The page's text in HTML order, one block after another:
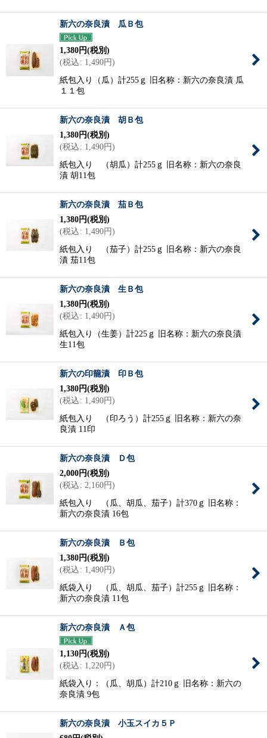
新六の奈良漬 瓜Ｂ包
1,380円(税別)
(税込: 1,490円)
紙包入り（瓜）計255ｇ 旧名称：新六の奈良漬 瓜
１１包
新六の奈良漬 胡Ｂ包
1,380円(税別)
(税込: 1,490円)
紙包入り （胡瓜）計255ｇ 旧名称：新六の奈良
漬 胡11包
新六の奈良漬 茄Ｂ包
1,380円(税別)
(税込: 1,490円)
紙包入り （茄子）計255ｇ 旧名称：新六の奈良
漬 茄11包
新六の奈良漬 生Ｂ包
1,380円(税別)
(税込: 1,490円)
紙包入り（生姜）計225ｇ 旧名称：新六の奈良漬
生11包
新六の印籠漬 印Ｂ包
1,380円(税別)
(税込: 1,490円)
紙包入り （印ろう）計255ｇ 旧名称：新六の奈
良漬 11印
新六の奈良漬 Ｄ包
2,000円(税別)
(税込: 2,160円)
紙包入り （瓜、胡瓜、茄子）計370ｇ 旧名称：
新六の奈良漬 16包
新六の奈良漬 Ｂ包
1,380円(税別)
(税込: 1,490円)
紙袋入り （瓜、胡瓜、茄子）計255ｇ 旧名称：
新六の奈良漬 11包
新六の奈良漬 Ａ包
1,130円(税別)
(税込: 1,220円)
紙袋入り：（瓜、胡瓜）計210ｇ 旧名称：新六の
奈良漬 9包
新六の奈良漬 小玉スイカ５Ｐ